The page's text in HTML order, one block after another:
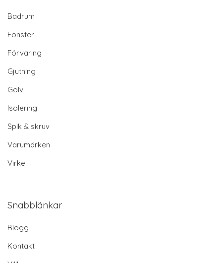
Badrum
Fönster
Förvaring
Gjutning
Golv
Isolering
Spik & skruv
Varumärken
Virke
Snabblänkar
Blogg
Kontakt